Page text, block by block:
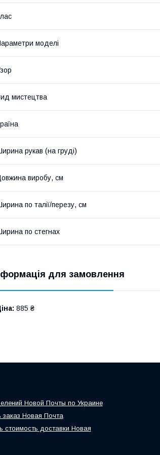
моделі
мистецтва
рукав (на груді)
виробу, см
по талії/перезу, см
по стегнах
для замовлення
885 ₴
Новой Почты по Украине
заказ Новая Почта
стоимость доставки Новая